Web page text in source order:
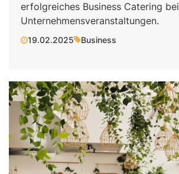
erfolgreiches Business Catering bei
Unternehmensveranstaltungen.
19.02.2025 Business